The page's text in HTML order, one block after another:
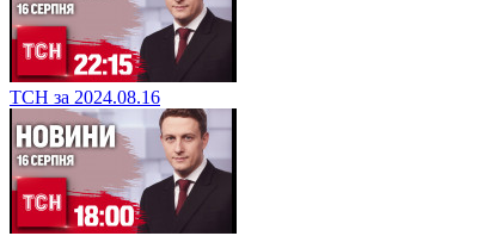
ТСН за 2024.08.16